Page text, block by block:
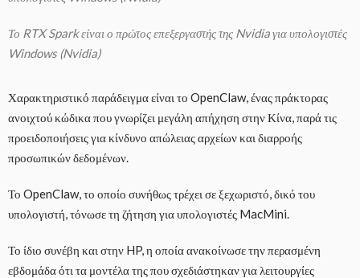
Το RTX Spark είναι ο πρώτος επεξεργαστής της Nvidia για υπολογιστές
Windows (Nvidia)
Χαρακτηριστικό παράδειγμα είναι το OpenClaw, ένας πράκτορας
ανοιχτού κώδικα που γνωρίζει μεγάλη απήχηση στην Κίνα, παρά τις
προειδοποιήσεις για κίνδυνο απώλειας αρχείων και διαρροής
προσωπικών δεδομένων.
Το OpenClaw, το οποίο συνήθως τρέχει σε ξεχωριστό, δικό του
υπολογιστή, τόνωσε τη ζήτηση για υπολογιστές MacMini.
Το ίδιο συνέβη και στην HP, η οποία ανακοίνωσε την περασμένη
εβδομάδα ότι τα μοντέλα της που σχεδιάστηκαν για λειτουργίες